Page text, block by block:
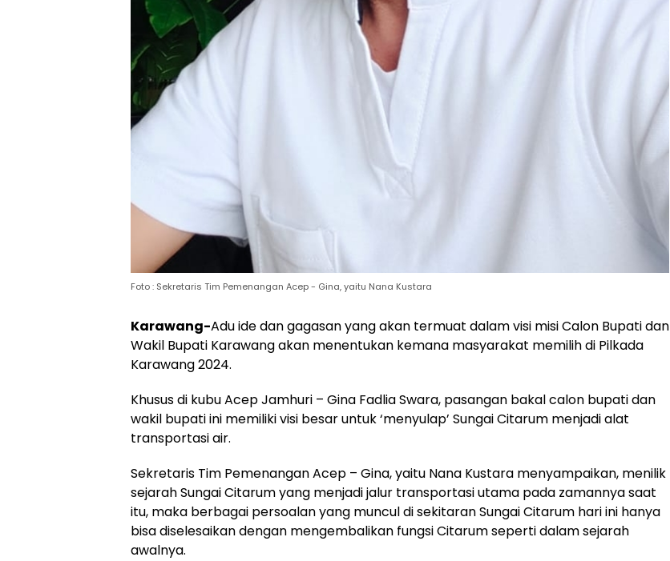
Foto : Sekretaris Tim Pemenangan Acep - Gina, yaitu Nana Kustara
Karawang-Adu ide dan gagasan yang akan termuat dalam visi misi Calon Bupati dan
Wakil Bupati Karawang akan menentukan kemana masyarakat memilih di Pilkada
Karawang 2024.
Khusus di kubu Acep Jamhuri – Gina Fadlia Swara, pasangan bakal calon bupati dan
wakil bupati ini memiliki visi besar untuk ‘menyulap’ Sungai Citarum menjadi alat
transportasi air.
Sekretaris Tim Pemenangan Acep – Gina, yaitu Nana Kustara menyampaikan, menilik
sejarah Sungai Citarum yang menjadi jalur transportasi utama pada zamannya saat
itu, maka berbagai persoalan yang muncul di sekitaran Sungai Citarum hari ini hanya
bisa diselesaikan dengan mengembalikan fungsi Citarum seperti dalam sejarah
awalnya.